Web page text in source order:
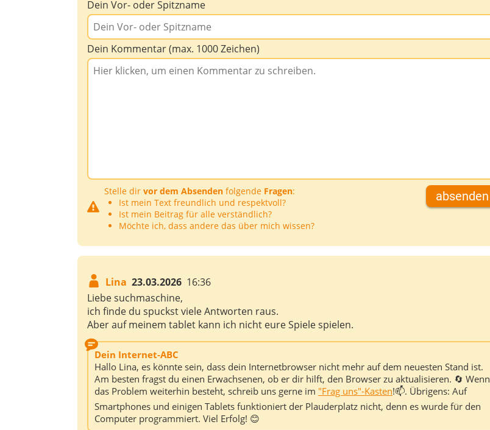
Dein Vor- oder Spitzname
Dein Kommentar (max. 1000 Zeichen)
Stelle dir vor dem Absenden folgende Fragen:
Ist mein Text freundlich und respektvoll?
Ist mein Beitrag für alle verständlich?
Möchte ich, dass andere das über mich wissen?
absenden
Lina 23.03.2026 16:36
Liebe suchmaschine,
ich finde du spuckst viele Antworten raus.
Aber auf meinem tablet kann ich nicht eure Spiele spielen.
Dein Internet-ABC
Hallo Lina, es könnte sein, dass dein Internetbrowser nicht mehr auf dem neuesten Stand ist.
Am besten fragst du einen Erwachsenen, ob er dir hilft, den Browser zu aktualisieren. 🔄 Wenn
das Problem weiterhin besteht, schreib uns gerne im "Frag uns"-Kasten!📫. Übrigens: Auf
Smartphones und einigen Tablets funktioniert der Plauderplatz nicht, denn es wurde für den
Computer programmiert. Viel Erfolg! 😊